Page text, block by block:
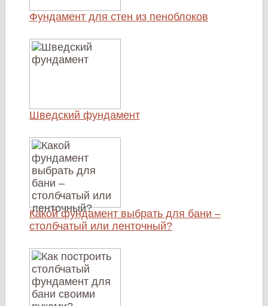
Фундамент для стен из пеноблоков
Шведский фундамент
Какой фундамент выбрать для бани –
столбчатый или ленточный?